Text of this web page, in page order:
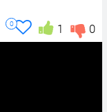
0
1
0